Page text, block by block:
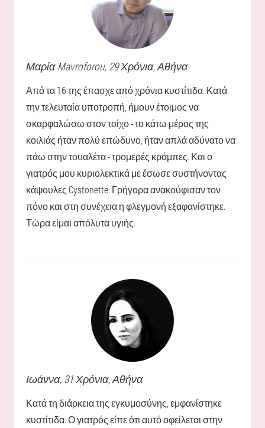
Μαρία Mavroforou, 29 Χρόνια,Αθήνα
Από τα 16 της έπασχε από χρόνια κυστίτιδα. Κατά
την τελευταία υποτροπή, ήμουν έτοιμος να
σκαρφαλώσω στον τοίχο - το κάτω μέρος της
κοιλιάς ήταν πολύ επώδυνο, ήταν απλά αδύνατο να
πάω στην τουαλέτα - τρομερές κράμπες. Και ο
γιατρός μου κυριολεκτικά με έσωσε συστήνοντας
κάψουλες Cystonette. Γρήγορα ανακούφισαν τον
πόνο και στη συνέχεια η φλεγμονή εξαφανίστηκε.
Τώρα είμαι απόλυτα υγιής.
Ιωάννα, 31 Χρόνια,Αθήνα
Κατά τη διάρκεια της εγκυμοσύνης, εμφανίστηκε
κυστίτιδα. Ο γιατρός είπε ότι αυτό οφείλεται στην